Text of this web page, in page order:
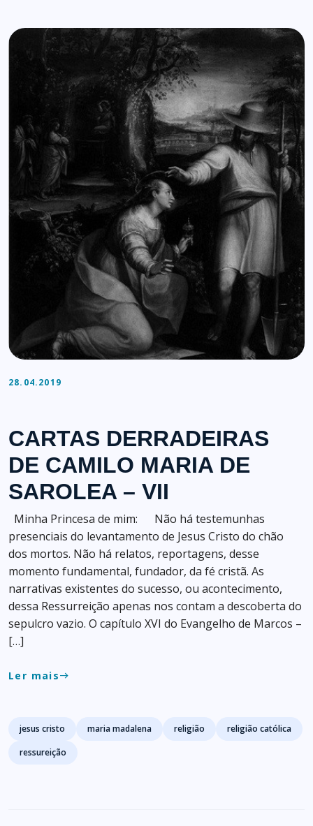
28.04.2019
CARTAS DERRADEIRAS
DE CAMILO MARIA DE
SAROLEA – VII
Minha Princesa de mim: Não há testemunhas
presenciais do levantamento de Jesus Cristo do chão
dos mortos. Não há relatos, reportagens, desse
momento fundamental, fundador, da fé cristã. As
narrativas existentes do sucesso, ou acontecimento,
dessa Ressurreição apenas nos contam a descoberta do
sepulcro vazio. O capítulo XVI do Evangelho de Marcos –
[…]
Ler maiseast
Tags
jesus cristo maria madalena religião
religião católica
ressureição